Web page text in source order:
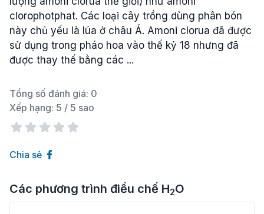
clorophotphat. Các loại cây trồng dùng phân bón
này chủ yếu là lúa ở châu Á. Amoni clorua đã được
sử dụng trong pháo hoa vào thế kỷ 18 nhưng đã
được thay thế bằng các ...
Tổng số đánh giá: 0
Xếp hạng: 5 / 5 sao
Chia sẻ
Các phương trình điều chế H2O